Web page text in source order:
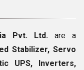
Pvt. Ltd. are a
Stabilizer, Servo
UPS, Inverters,